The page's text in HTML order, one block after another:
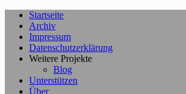
Startseite
Archiv
Impressum
Datenschutzerklärung
Weitere Projekte
Blog
Unterstützen
Über